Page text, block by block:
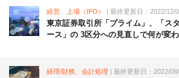
経営、上場（IPO） | 最終更新日：2022/12/
東京証券取引所「プライム」、「ス
ース」の 3区分への見直しで何が変
経理/財務、会計処理 | 最終更新日：2022/